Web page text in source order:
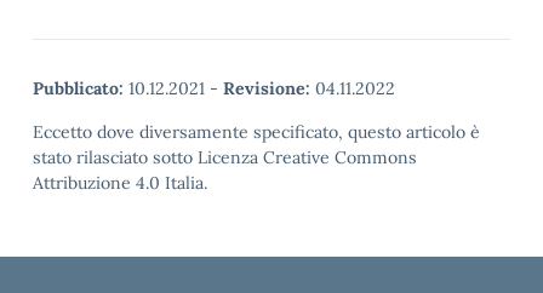
Pubblicato: 10.12.2021 - Revisione: 04.11.2022
Eccetto dove diversamente specificato, questo articolo è
stato rilasciato sotto Licenza Creative Commons
Attribuzione 4.0 Italia.